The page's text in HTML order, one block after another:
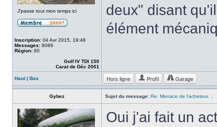
J'passe tout mon temps ici
Inscription: 04 Avr 2015, 19:48
Messages: 8086
Région: 80
Golf IV TDI 150
Carat de Déc 2001
deux" disant
élément
Haut| Bas Hors ligne Profil Garage
Gybez Sujet du message: Re: Menace de l'acheteur. ..
Oui j'ai fait un